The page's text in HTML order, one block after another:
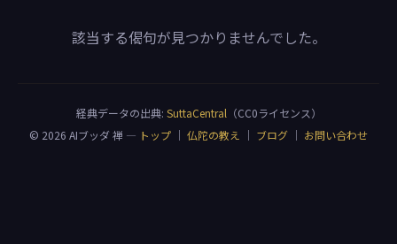
該当する偈句が見つかりませんでした。
経典データの出典: SuttaCentral （CC0ライセンス）
© 2026 AIブッダ 禅 — トップ ｜ 仏陀の教え ｜ ブログ ｜ お問い合わせ